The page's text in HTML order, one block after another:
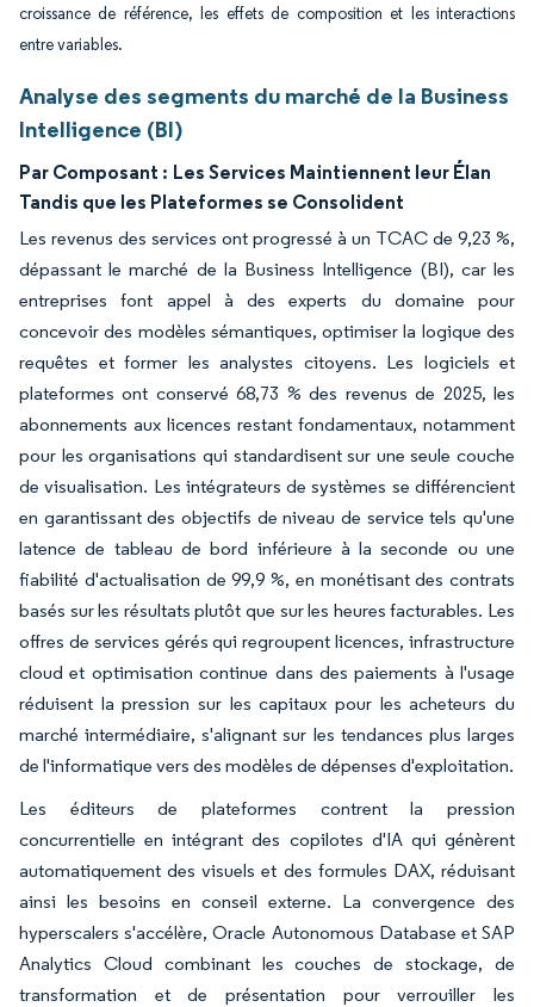
croissance de référence, les effets de composition et les interactions
entre variables.
Analyse des segments du marché de la Business
Intelligence (BI)
Par Composant : Les Services Maintiennent leur Élan
Tandis que les Plateformes se Consolident
Les revenus des services ont progressé à un TCAC de 9,23 %,
dépassant le marché de la Business Intelligence (BI), car les
entreprises font appel à des experts du domaine pour
concevoir des modèles sémantiques, optimiser la logique des
requêtes et former les analystes citoyens. Les logiciels et
plateformes ont conservé 68,73 % des revenus de 2025, les
abonnements aux licences restant fondamentaux, notamment
pour les organisations qui standardisent sur une seule couche
de visualisation. Les intégrateurs de systèmes se différencient
en garantissant des objectifs de niveau de service tels qu'une
latence de tableau de bord inférieure à la seconde ou une
fiabilité d'actualisation de 99,9 %, en monétisant des contrats
basés sur les résultats plutôt que sur les heures facturables. Les
offres de services gérés qui regroupent licences, infrastructure
cloud et optimisation continue dans des paiements à l'usage
réduisent la pression sur les capitaux pour les acheteurs du
marché intermédiaire, s'alignant sur les tendances plus larges
de l'informatique vers des modèles de dépenses d'exploitation.
Les éditeurs de plateformes contrent la pression
concurrentielle en intégrant des copilotes d'IA qui génèrent
automatiquement des visuels et des formules DAX, réduisant
ainsi les besoins en conseil externe. La convergence des
hyperscalers s'accélère, Oracle Autonomous Database et SAP
Analytics Cloud combinant les couches de stockage, de
transformation et de présentation pour verrouiller les